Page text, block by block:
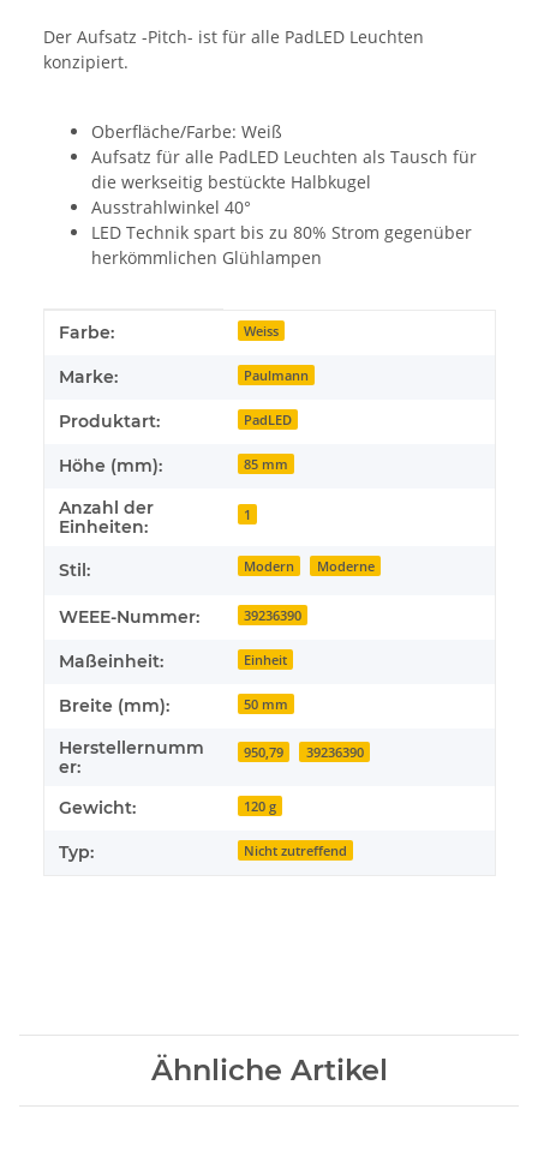
Der Aufsatz -Pitch- ist für alle PadLED Leuchten
konzipiert.
Oberfläche/Farbe: Weiß
Aufsatz für alle PadLED Leuchten als Tausch für
die werkseitig bestückte Halbkugel
Ausstrahlwinkel 40°
LED Technik spart bis zu 80% Strom gegenüber
herkömmlichen Glühlampen
Produkteigenschaft
Wert
Farbe: Weiss
Marke: Paulmann
Produktart: PadLED
Höhe (mm): 85 mm
Anzahl der
Einheiten:
1
Stil: Modern Moderne
WEEE-Nummer: 39236390
Maßeinheit: Einheit
Breite (mm): 50 mm
Herstellernumm
er:
950,79 39236390
Gewicht: 120 g
Typ: Nicht zutreffend
Ähnliche Artikel